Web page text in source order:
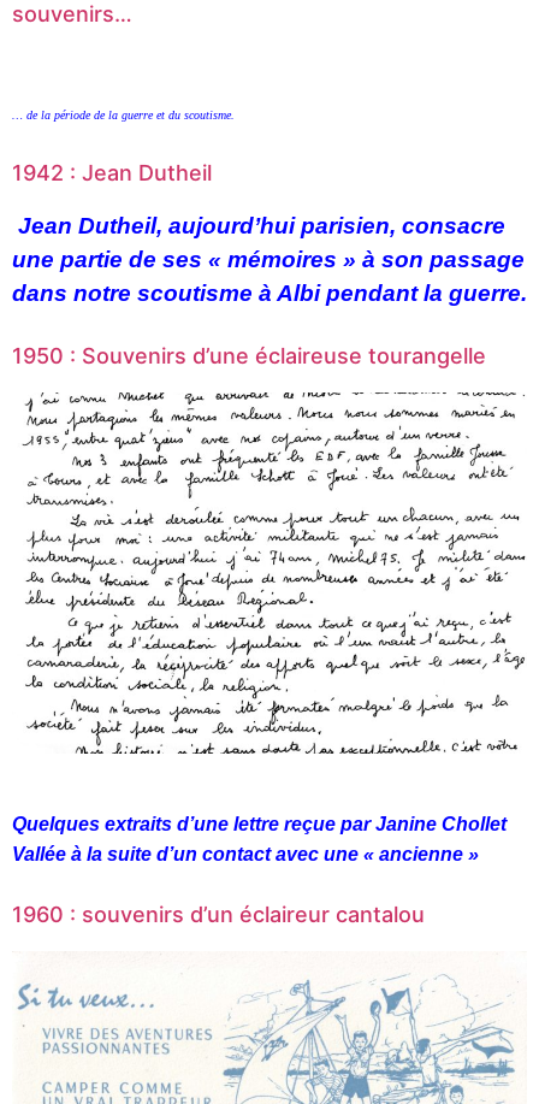
souvenirs…
… de la période de la guerre et du scoutisme.
1942 : Jean Dutheil
Jean Dutheil, aujourd’hui parisien, consacre
une partie de ses « mémoires » à son passage
dans notre scoutisme à Albi pendant la guerre.
1950 : Souvenirs d’une éclaireuse tourangelle
Quelques extraits d’une lettre reçue par Janine Chollet
Vallée à la suite d’un contact avec une « ancienne »
1960 : souvenirs d’un éclaireur cantalou